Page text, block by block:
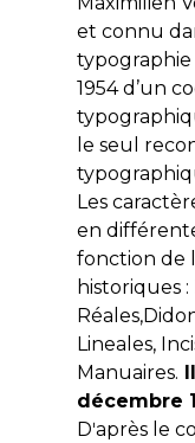
et connu
1954 d’un
le seul
Les
en
fonction de
historiques
Lineales,
Manuaires.
décembre
Dʹaprès le